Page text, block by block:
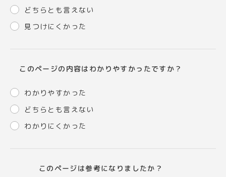
どちらとも言えない
見つけにくかった
このページの内容はわかりやすかったですか？
わかりやすかった
どちらとも言えない
わかりにくかった
このページは参考になりましたか？